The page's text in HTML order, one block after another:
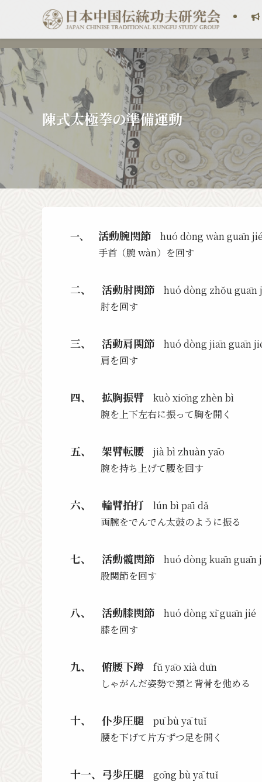
陳式太極拳の準備運動
一、 活動腕関節 huó dòng wàn guān
手首（腕 wàn）を回す
二、 活動肘関節
huó dòng zhŏu guān
肘を回す
三、 活動肩関節 huó dòng jiān guān
肩を回す
四、 拡胸振臂
kuò xiōng zhèn bì
腕を上下左右に振って胸を開く
五、 架臂転腰 jià bì zhuàn yāo
腕を持ち上げて腰を回す
六、 輪臂拍打 lún bì pāi dǎ
両腕をでんでん太鼓のように振る
七、 活動髖関節 huó dòng kuān guān
股関節を回す
八、 活動膝関節 huó dòng xī guān jié
膝を回す
九、 俯腰下蹲 fŭ yāo xià dūn
しゃがんだ姿勢で頚と背骨を弛める
十、 仆歩圧腿 pū bù yā tuǐ
腰を下げて片方ずつ足を開く
十一、弓歩圧腿 gōng bù yā tuǐ